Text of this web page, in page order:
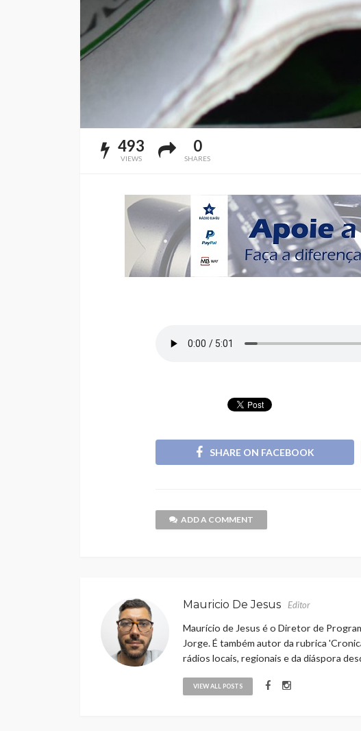
493
VIEWS
0
SHARES
SHARE ON FACEBOOK
ADD A COMMENT
Mauricio De Jesus Editor
Maurício de Jesus é o Diretor de
Jorge. É também autor da rubrica
rádios locais, regionais e da diáspora
VIEW ALL POSTS